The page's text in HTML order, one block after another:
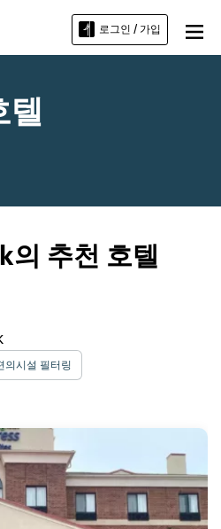
로그인 / 가입
텔
의 추천 호텔
의시설 필터링